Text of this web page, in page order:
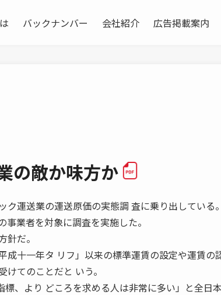
バックナンバー 会社紹介 広告掲載案内
の敵か味方か
運送業の運送原価の実態調 査に乗り出している。
業者を対象に調査を実施した。
だ。
成十一年タ リフ」以来の標準運賃の設定や運賃の
てのことだと いう。
、より どころを求める人は非常に多い」と全日